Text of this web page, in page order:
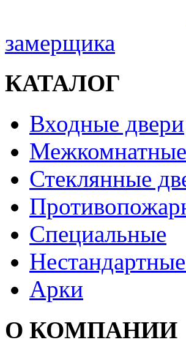
замерщика
КАТАЛОГ
Входные двери
Стеклянные
Специальные
Арки
О КОМПАНИИ